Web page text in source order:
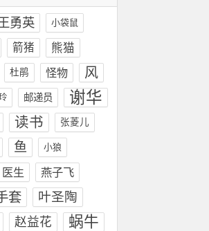
勇英 小袋鼠
箭猪 熊猫
杜鹃 怪物 风
邮递员 谢华
读书 张菱儿
鱼 小狼
医生 燕子飞
套 叶圣陶
赵益花 蜗牛